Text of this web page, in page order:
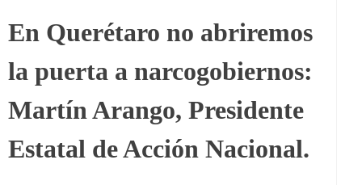
En Querétaro no abriremos
la puerta a narcogobiernos:
Martín Arango, Presidente
Estatal de Acción Nacional.